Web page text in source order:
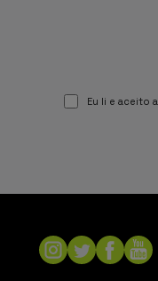
Eu li e aceito a